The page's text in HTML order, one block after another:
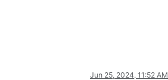
Jun 25, 2024, 11:52 AM